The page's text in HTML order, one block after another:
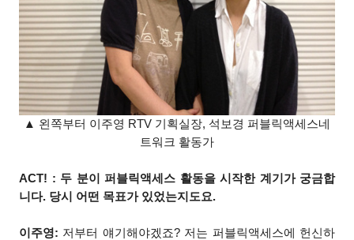
▲ 왼쪽부터 이주영 RTV 기획실장, 석보경 퍼블릭액세스네
트워크 활동가
ACT! : 두 분이 퍼블릭액세스 활동을 시작한 계기가 궁금합
니다. 당시 어떤 목표가 있었는지도요.
이주영: 저부터 얘기해야겠죠? 저는 퍼블릭액세스에 헌신하